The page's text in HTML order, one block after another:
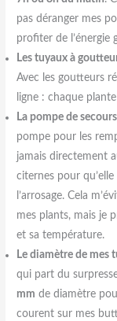
pas déranger mes
profiter de l’énergie
Les tuyaux à
Avec les goutteurs
ligne : chaque
La pompe de
pompe pour les
jamais directement
citernes pour
l’arrosage. Cela
mes plants, mais je
et sa température.
Le diamètre de mes
qui part du
mm de diamètre
courent sur mes